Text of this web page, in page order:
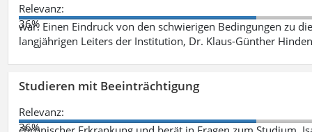
Relevanz:
36%
war. Einen Eindruck von den schwierigen Bedingungen zu
langjährigen Leiters der Institution, Dr. Klaus-Günther
Studieren mit Beeinträchtigung
Relevanz:
36%